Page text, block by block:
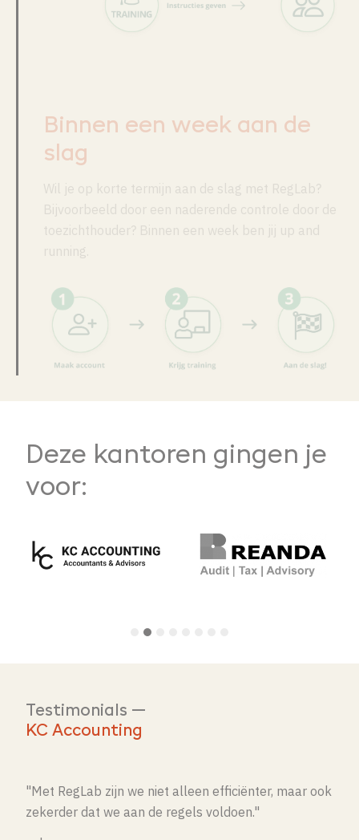
Binnen een week aan de
slag
Wil je op korte termijn aan de slag met RegLab?
Bijvoorbeeld door een naderende controle door de
toezichthouder? Binnen een week ben jij up and
running.
Deze kantoren gingen je
voor:
Testimonials —
KC Accounting
"Met RegLab zijn we niet alleen efficiënter, maar ook
zekerder dat we aan de regels voldoen."